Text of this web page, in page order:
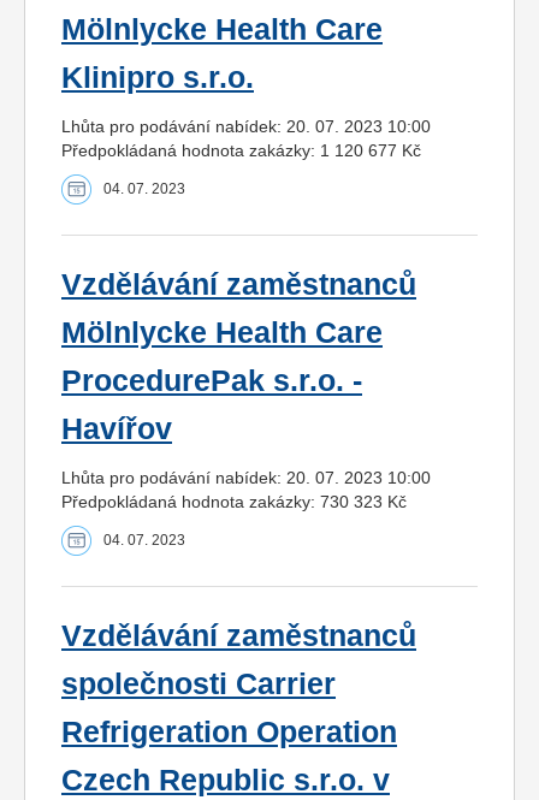
Mölnlycke Health Care
Klinipro s.r.o.
Lhůta pro podávání nabídek: 20. 07. 2023 10:00
Předpokládaná hodnota zakázky: 1 120 677 Kč
04. 07. 2023
Vzdělávání zaměstnanců
Mölnlycke Health Care
ProcedurePak s.r.o. -
Havířov
Lhůta pro podávání nabídek: 20. 07. 2023 10:00
Předpokládaná hodnota zakázky: 730 323 Kč
04. 07. 2023
Vzdělávání zaměstnanců
společnosti Carrier
Refrigeration Operation
Czech Republic s.r.o. v